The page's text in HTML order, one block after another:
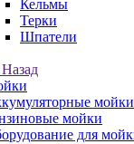
Кельмы
Терки
Шпатели
Назад
мойки
мойки
для